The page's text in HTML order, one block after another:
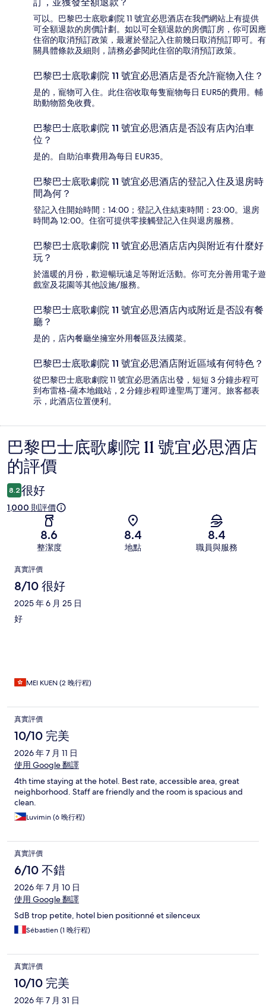
可以。巴黎巴士底歌劇院 11 號宜必思酒店在我們網站上有提供
可全額退款的房價計劃。如以可全額退款的房價訂房，你可因應
住宿的取消預訂政策，最遲於登記入住前幾日取消預訂即可。有
關具體條款及細則，請務必參閱此住宿的取消預訂政策。
巴黎巴士底歌劇院 11 號宜必思酒店是否允許寵物入住？
是的，寵物可入住。此住宿收取每隻寵物每日 EUR5的費用。輔
助動物豁免收費。
巴黎巴士底歌劇院 11 號宜必思酒店是否設有店內泊車
位？
是的。自助泊車費用為每日 EUR35。
巴黎巴士底歌劇院 11 號宜必思酒店的登記入住及退房時
間為何？
登記入住開始時間：14:00；登記入住結束時間：23:00。退房
時間為 12:00。住宿可提供零接觸登記入住與退房服務。
巴黎巴士底歌劇院 11 號宜必思酒店店內與附近有什麼好
玩？
於溫暖的月份，歡迎暢玩遠足等附近活動。你可充分善用電子遊
戲室及花園等其他設施/服務。
巴黎巴士底歌劇院 11 號宜必思酒店內或附近是否設有餐
廳？
是的，店內餐廳坐擁室外用餐區及法國菜。
巴黎巴士底歌劇院 11 號宜必思酒店附近區域有何特色？
從巴黎巴士底歌劇院 11 號宜必思酒店出發，短短 3 分鐘步程可
到布雷格-薩本地鐵站，2 分鐘步程即達聖馬丁運河。旅客都表
示，此酒店位置便利。
評
價
巴黎巴士底歌劇院 11 號宜必思酒店
的評價
8.2 很好
1,000 則評價
8.6
整潔度
8.4
地點
8.4
職員與服務
評
價
真實評價
8/10 很好
2025 年 6 月 25 日
好
MEI KUEN (2 晚行程)
真實評價
10/10 完美
2026 年 7 月 11 日
使用 Google 翻譯
4th time staying at the hotel. Best rate, accessible area, great
neighborhood. Staff are friendly and the room is spacious and
clean.
Luvimin (6 晚行程)
真實評價
6/10 不錯
2026 年 7 月 10 日
使用 Google 翻譯
SdB trop petite, hotel bien positionné et silenceux
Sébastien (1 晚行程)
真實評價
10/10 完美
2026 年 7 月 31 日